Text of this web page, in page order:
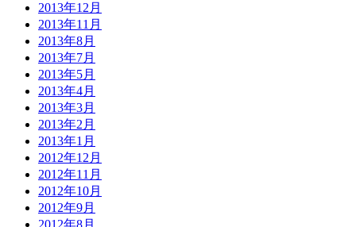
2013年12月
2013年11月
2013年8月
2013年7月
2013年5月
2013年4月
2013年3月
2013年2月
2013年1月
2012年12月
2012年11月
2012年10月
2012年9月